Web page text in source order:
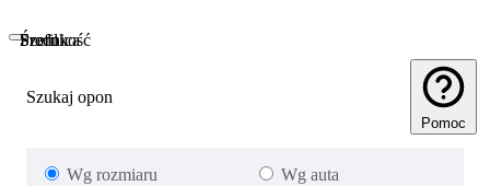
Szukaj opon
Pomoc
Wg rozmiaru Wg auta
Szerokość
Profil
Średnica